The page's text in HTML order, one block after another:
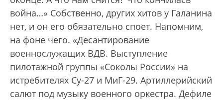
война…» Собственно, других хитов у Галанина
нет, и он его обязательно споет. Напомним,
на фоне чего. «Десантирование
военнослужащих ВДВ. Выступление
пилотажной группы «Соколы России» на
истребителях Су-27 и МиГ-29. Артиллерийский
салют под музыку военного оркестра. Дефиле